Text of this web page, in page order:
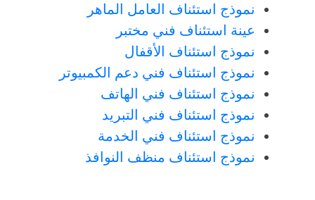
نموذج استئناف العامل الماهر
عينة استئناف فني مختبر
نموذج استئناف الأقفال
نموذج استئناف فني دعم الكمبيوتر
نموذج استئناف فني الهاتف
نموذج استئناف فني التبريد
نموذج استئناف فني الخدمة
نموذج استئناف منظف النوافذ